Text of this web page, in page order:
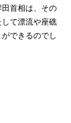
首相は、その
て漂流や座礁
できるのでし